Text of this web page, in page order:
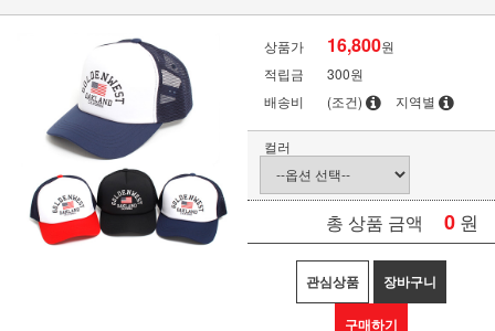
상품가 16,800원
적립금
300원
배송비
(조건) 지역별
컬러
총 상품 금액 0 원
관심상품 장바구니
구매하기